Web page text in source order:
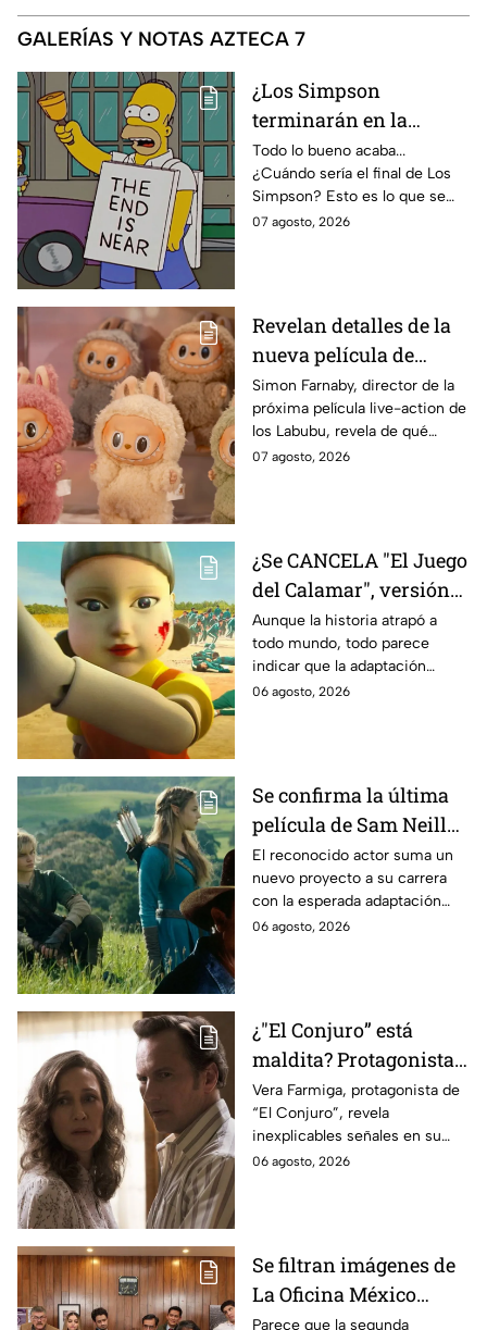
GALERÍAS Y NOTAS AZTECA 7
¿Los Simpson
terminarán en la
temporada 40? Actriz
de Bart Simpson da
IMPACTANTE
declaración
Todo lo bueno acaba...
¿Cuándo sería el final de Los
Simpson? Esto es lo que se
sabe:
07 agosto, 2026
Revelan detalles de la
nueva película de
Labubu: de qué tratará
y cuándo se estrena
Simon Farnaby, director de la
próxima película live-action de
los Labubu, revela de qué
tratará la cinta. Aquí te
07 agosto, 2026
¿Se CANCELA "El Juego
del Calamar", versión
Estados Unidos? Esto
es lo que se sabe al
momento
Aunque la historia atrapó a
todo mundo, todo parece
indicar que la adaptación
podría ser cancelada:
06 agosto, 2026
Se confirma la última
película de Sam Neill
antes de morir: esto es
lo que se sabe hasta
ahora
El reconocido actor suma un
nuevo proyecto a su carrera
con la esperada adaptación
cinematográfica del popular
06 agosto, 2026
¿"El Conjuro” está
maldita? Protagonista
revela INQUIETANTES
señales en su cuerpo
durante la grabación de
la película
Vera Farmiga, protagonista de
“El Conjuro”, revela
inexplicables señales en su
cuerpo durante el rodaje de la
06 agosto, 2026
Se filtran imágenes de
La Oficina México
temporada 2 y un
Parece que la segunda